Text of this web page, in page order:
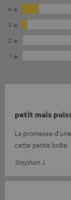
4
3
2
1
petit mais
La promesse
cette petite boîte
Stephan J.